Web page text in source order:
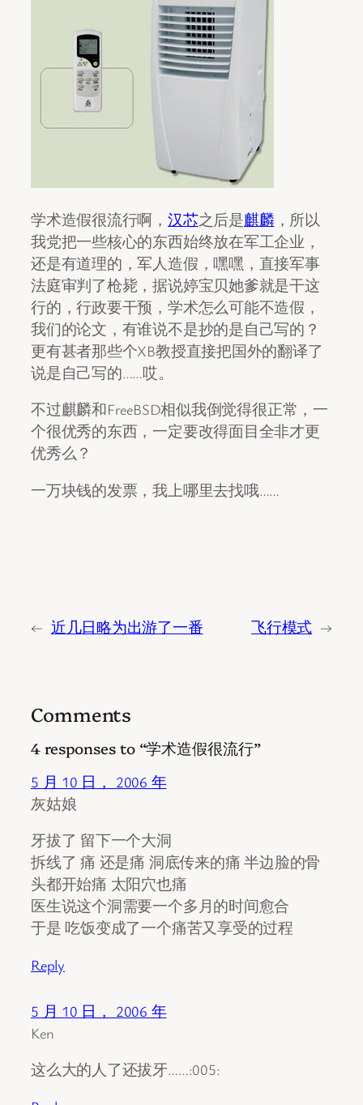
学术造假很流行啊，汉芯之后是麒麟，所以
我党把一些核心的东西始终放在军工企业，
还是有道理的，军人造假，嘿嘿，直接军事
法庭审判了枪毙，据说婷宝贝她爹就是干这
行的，行政要干预，学术怎么可能不造假，
我们的论文，有谁说不是抄的是自己写的？
更有甚者那些个XB教授直接把国外的翻译了
说是自己写的……哎。
不过麒麟和FreeBSD相似我倒觉得很正常，一
个很优秀的东西，一定要改得面目全非才更
优秀么？
一万块钱的发票，我上哪里去找哦……
← 近几日略为出游了一番 飞行模式 →
Comments
4 responses to “学术造假很流行”
5 月 10 日， 2006 年
灰姑娘
牙拔了 留下一个大洞
拆线了 痛 还是痛 洞底传来的痛 半边脸的骨
头都开始痛 太阳穴也痛
医生说这个洞需要一个多月的时间愈合
于是 吃饭变成了一个痛苦又享受的过程
Reply
5 月 10 日， 2006 年
Ken
这么大的人了还拔牙……:005: